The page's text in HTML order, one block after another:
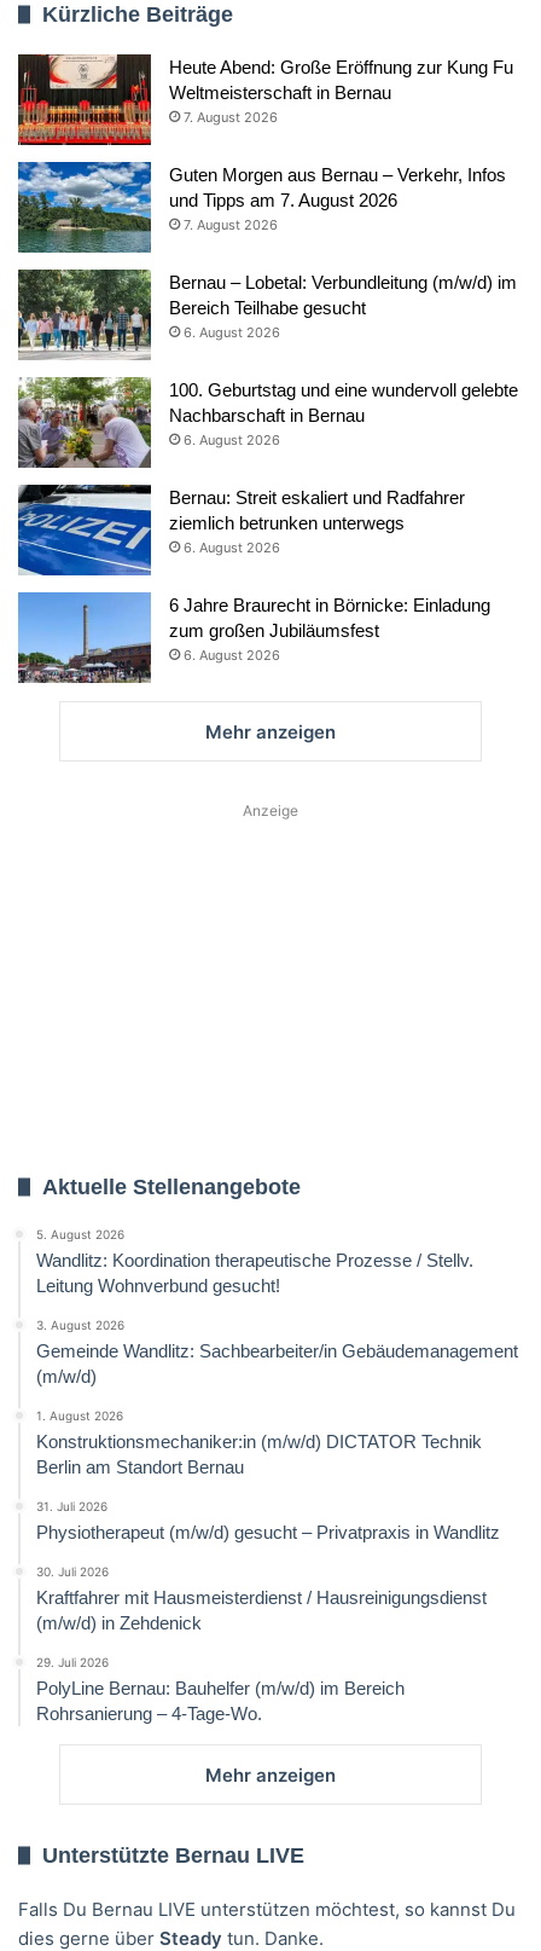
Kürzliche Beiträge
Heute Abend: Große Eröffnung zur Kung Fu
Weltmeisterschaft in Bernau
7. August 2026
Guten Morgen aus Bernau – Verkehr, Infos
und Tipps am 7. August 2026
7. August 2026
Bernau – Lobetal: Verbundleitung (m/w/d) im
Bereich Teilhabe gesucht
6. August 2026
100. Geburtstag und eine wundervoll gelebte
Nachbarschaft in Bernau
6. August 2026
Bernau: Streit eskaliert und Radfahrer
ziemlich betrunken unterwegs
6. August 2026
6 Jahre Braurecht in Börnicke: Einladung
zum großen Jubiläumsfest
6. August 2026
Mehr anzeigen
Anzeige
Aktuelle Stellenangebote
5. August 2026
Wandlitz: Koordination therapeutische Prozesse / Stellv.
Leitung Wohnverbund gesucht!
3. August 2026
Gemeinde Wandlitz: Sachbearbeiter/in Gebäudemanagement
(m/w/d)
1. August 2026
Konstruktionsmechaniker:in (m/w/d) DICTATOR Technik
Berlin am Standort Bernau
31. Juli 2026
Physiotherapeut (m/w/d) gesucht – Privatpraxis in Wandlitz
30. Juli 2026
Kraftfahrer mit Hausmeisterdienst / Hausreinigungsdienst
(m/w/d) in Zehdenick
29. Juli 2026
PolyLine Bernau: Bauhelfer (m/w/d) im Bereich
Rohrsanierung – 4-Tage-Wo.
Mehr anzeigen
Unterstützte Bernau LIVE
Falls Du Bernau LIVE unterstützen möchtest, so kannst Du
dies gerne über Steady tun. Danke.